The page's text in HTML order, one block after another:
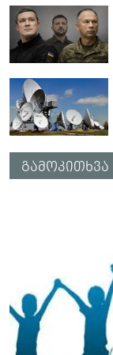
გამოკითხვა